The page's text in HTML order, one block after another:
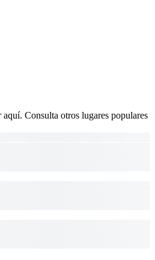
Consulta otros lugares populares